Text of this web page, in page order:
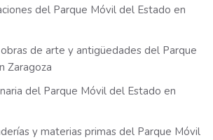
del Parque Móvil del Estado en
de arte y antigüedades del Parque
Zaragoza
del Parque Móvil del Estado en
y materias primas del Parque Móvil